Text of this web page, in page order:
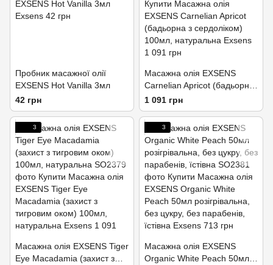
Пробник масажної олії
EXSENS Hot Vanilla 3мл
42 грн
Масажна олія EXSENS
Carnelian Apricot (бадьорна
з сердоліком) 100мл,
натуральна
1 091 грн
3
Масажна олія EXSENS Tiger
Eye Macadamia (захист з
3
Масажна олія EXSENS
Organic White Peach 50мл